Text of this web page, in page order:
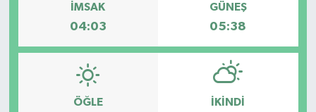
İMSAK
04:03
GÜNEŞ
05:38
ÖĞLE İKINDI